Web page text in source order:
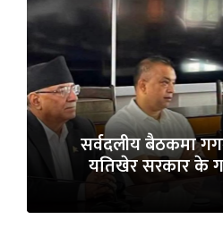
सर्वदलीय बैठकमा
यतिखेर सरकार के